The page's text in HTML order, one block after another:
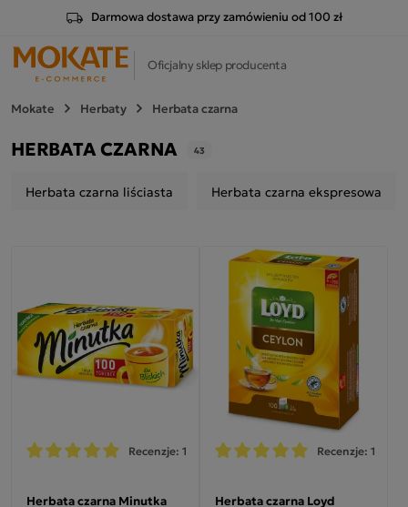
Darmowa dostawa przy zamówieniu od 100 zł
Oficjalny sklep producenta
Mokate Herbaty Herbata czarna
HERBATA CZARNA 43
Herbata czarna liściasta Herbata czarna ekspresowa
Recenzje: 1
Herbata czarna Minutka
Recenzje: 1
Herbata czarna Loyd